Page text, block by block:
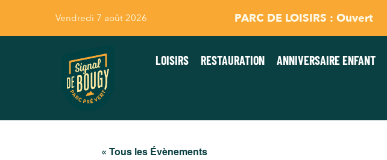
Vendredi 7 août 2026 PARC DE LOISIRS : Ouvert
LOISIRS RESTAURATION ANNIVERSAIRE ENFANT
« Tous les Évènements